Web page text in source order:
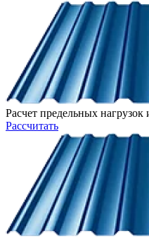
Расчет предельных
Рассчитать